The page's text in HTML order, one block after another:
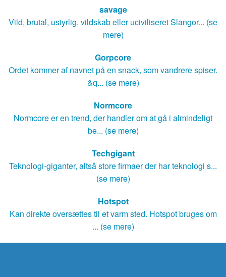
savage
Vild, brutal, ustyrlig, vildskab eller uciviliseret Slangor... (se
mere)
Gorpcore
Ordet kommer af navnet på en snack, som vandrere spiser.
&q... (se mere)
Normcore
Normcore er en trend, der handler om at gå i almindeligt
be... (se mere)
Techgigant
Teknologi-giganter, altså store firmaer der har teknologi s...
(se mere)
Hotspot
Kan direkte oversættes til et varm sted. Hotspot bruges om
... (se mere)